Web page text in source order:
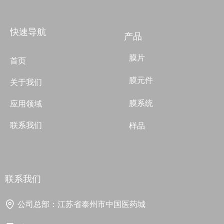
快速导航
首页
关于我们
应用领域
联系我们
产品
膜片
膜元件
膜系统
样品
联系我们
公司总部： 江苏省泰州市中国医药城